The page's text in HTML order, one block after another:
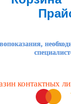
контактных